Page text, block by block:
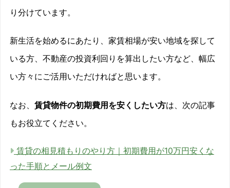
り分けています。
新生活を始めるにあたり、家賃相場が安い地域を探して
いる方、不動産の投資利回りを算出したい方など、幅広
い方々にご活用いただければと思います。
なお、 賃貸物件の初期費用を安くしたい方は、次の記事
もお役立てください。
賃貸の相見積もりのやり方｜初期費用が10万円安くな
った手順とメール例文